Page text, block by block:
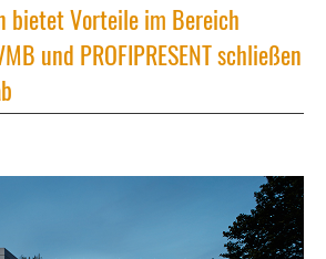
bietet Vorteile im Bereich
und PROFIPRESENT schließen